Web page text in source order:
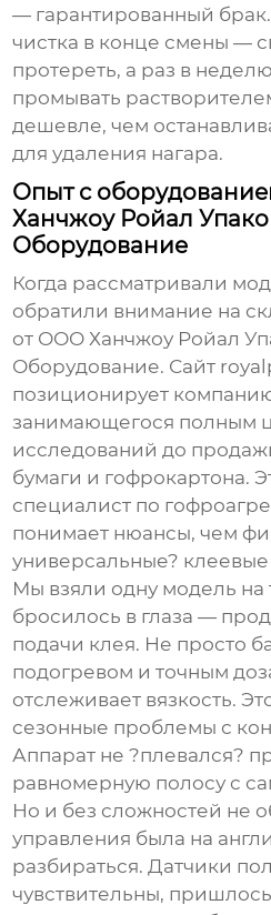
— гарантированный
чистка в конце смены —
протереть, а раз в
промывать
дешевле, чем
для удаления нагара.
Опыт с
Ханчжоу Ройал
Оборудование
Когда рассматривали
обратили внимание на
от ООО Ханчжоу Ройал
Оборудование. Сайт
позиционирует
занимающегося полным
исследований до
бумаги и гофрокартона.
специалист по
понимает нюансы, чем
универсальные?
Мы взяли одну модель на
бросилось в глаза —
подачи клея. Не просто
подогревом и точным
отслеживает вязкость.
сезонные проблемы с
Аппарат не ?плевался?
равномерную полосу с
Но и без сложностей не
управления была на
разбираться. Датчики
чувствительны,